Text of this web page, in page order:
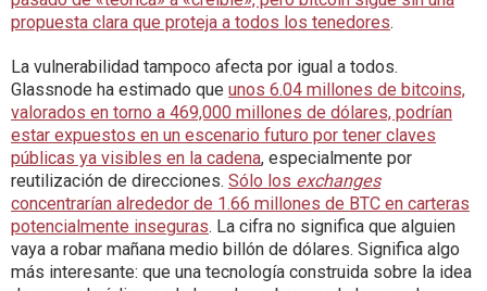
propuesta clara que proteja a todos los tenedores.
La vulnerabilidad tampoco afecta por igual a todos.
Glassnode ha estimado que unos 6.04 millones de bitcoins,
valorados en torno a 469,000 millones de dólares, podrían
estar expuestos en un escenario futuro por tener claves
públicas ya visibles en la cadena, especialmente por
reutilización de direcciones. Sólo los exchanges
concentrarían alrededor de 1.66 millones de BTC en carteras
potencialmente inseguras. La cifra no significa que alguien
vaya a robar mañana medio billón de dólares. Significa algo
más interesante: que una tecnología construida sobre la idea